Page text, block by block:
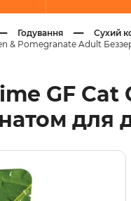
Годування
Сухий
& Pomegranate Adult
GF
для